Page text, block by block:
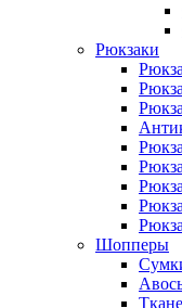
Рюкзаки
Шопперы